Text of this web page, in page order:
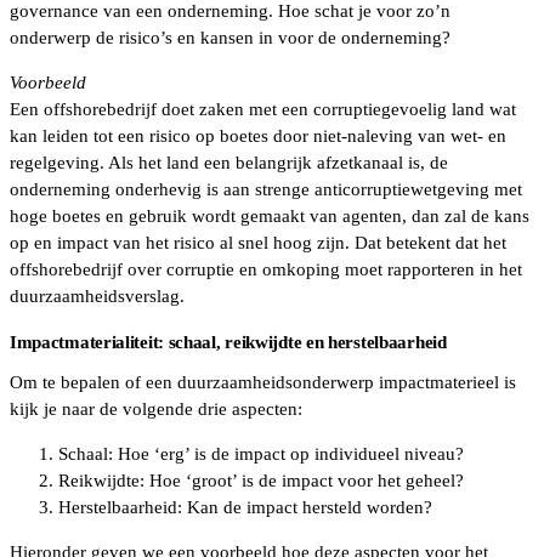
governance van een onderneming. Hoe schat je voor zo’n
onderwerp de risico’s en kansen in voor de onderneming?
Voorbeeld
Een offshorebedrijf doet zaken met een corruptiegevoelig land wat
kan leiden tot een risico op boetes door niet-naleving van wet- en
regelgeving. Als het land een belangrijk afzetkanaal is, de
onderneming onderhevig is aan strenge anticorruptiewetgeving met
hoge boetes en gebruik wordt gemaakt van agenten, dan zal de kans
op en impact van het risico al snel hoog zijn. Dat betekent dat het
offshorebedrijf over corruptie en omkoping moet rapporteren in het
duurzaamheidsverslag.
Impactmaterialiteit: schaal, reikwijdte en herstelbaarheid
Om te bepalen of een duurzaamheidsonderwerp impactmaterieel is
kijk je naar de volgende drie aspecten:
Schaal: Hoe ‘erg’ is de impact op individueel niveau?
Reikwijdte: Hoe ‘groot’ is de impact voor het geheel?
Herstelbaarheid: Kan de impact hersteld worden?
Hieronder geven we een voorbeeld hoe deze aspecten voor het